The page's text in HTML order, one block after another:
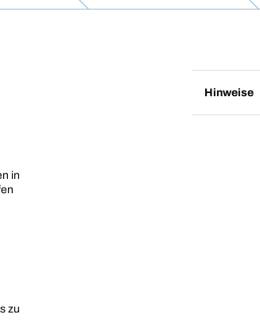
in
zu
Hinweise